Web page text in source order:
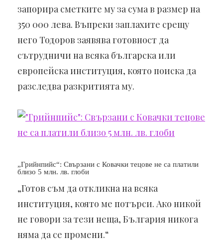
запорира сметките му за сума в размер на
350 000 лева. Въпреки заплахите срещу
него Тодоров заявява готовност да
сътрудничи на всяка българска или
европейска институция, която поиска да
разследва разкритията му.
„Грийнпийс“: Свързани с Ковачки тецове не са платили
близо 5 млн. лв. глоби
„Готов съм да откликна на всяка
институция, която ме потърси. Ако никой
не говори за тези неща, България никога
няма да се промени.“